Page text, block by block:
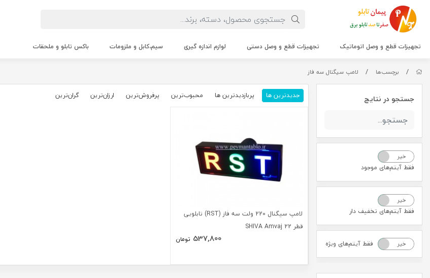
تجهیزات قطع و وصل اتوماتیک تجهیزات قطع و وصل دستی لوازم اندازه گیری سیم،کابل و ملزومات باکس تابلو و ملحقات
/ برچسب‌ها / لامپ سیگنال سه فاز
جستجو در نتایج
خیر
فقط آیتم‌های موجود
خیر
فقط آیتم‌های تخفیف دار
بله خیر فقط آیتم‌های ویژه
جدیدترین ها پربازدیدترین ها محبوب‌‌ترین پرفروش‌ترین ارزان‌ترین گران‌ترین
لامپ سیگنال 220 ولت سه فاز (RST) تابلویی
قطر 22 SHIVA Amvaj
537,800 تومان